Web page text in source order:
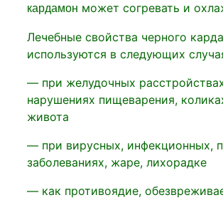
кардамон может согревать и
Лечебные свойства черного
используются в следующих
— при желудочных
нарушениях пищеварения,
живота
— при вирусных, инфекционных,
заболеваниях, жаре, лихорадке
— как противоядие,